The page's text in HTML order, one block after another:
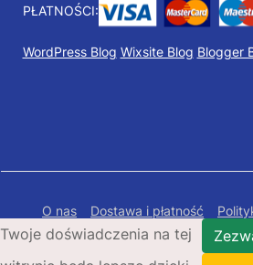
PŁATNOŚCI:
WordPress Blog Wixsite Blog Blogger
O nas Dostawa i płatność
Polityka prywatności
Twoje doświadczenia na tej